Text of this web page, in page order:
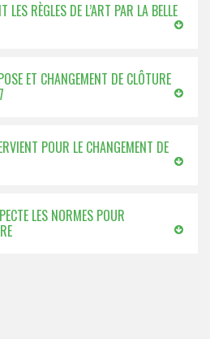
LES RÈGLES DE L’ART PAR LA BELLE
ET CHANGEMENT DE CLÔTURE
POUR LE CHANGEMENT DE
LES NORMES POUR